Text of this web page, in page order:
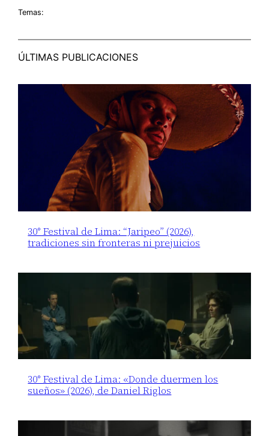
Temas:
ÚLTIMAS PUBLICACIONES
30° Festival de Lima: “Jaripeo” (2026),
tradiciones sin fronteras ni prejuicios
30° Festival de Lima: «Donde duermen los
sueños» (2026), de Daniel Riglos